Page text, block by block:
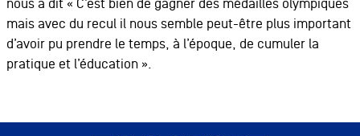
nous a dit « C’est bien de gagner des médailles olympiques
mais avec du recul il nous semble peut-être plus important
d’avoir pu prendre le temps, à l’époque, de cumuler la
pratique et l’éducation ».